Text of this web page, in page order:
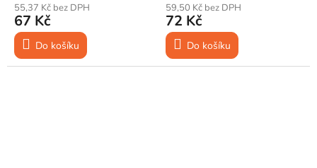
55,37 Kč bez DPH
67 Kč
Do košíku
59,50 Kč bez DPH
72 Kč
Do košíku